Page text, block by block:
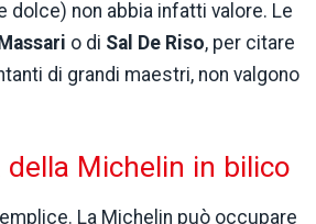
dolce) non abbia infatti valore. Le
o di Sal De Riso, per citare
di grandi maestri, non valgono
della Michelin in bilico
La Michelin può occupare